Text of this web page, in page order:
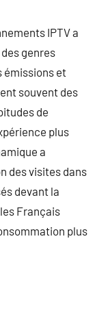
IPTV a
genres
émissions et
souvent des
de
plus
a
des visites dans
devant la
Français
plus